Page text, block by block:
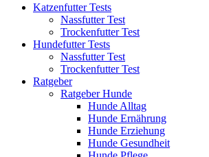
Katzenfutter Tests
Nassfutter Test
Trockenfutter Test
Hundefutter Tests
Nassfutter Test
Trockenfutter Test
Ratgeber
Ratgeber Hunde
Hunde Alltag
Hunde Ernährung
Hunde Erziehung
Hunde Gesundheit